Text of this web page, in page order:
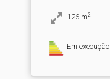
126 m2
Em execução